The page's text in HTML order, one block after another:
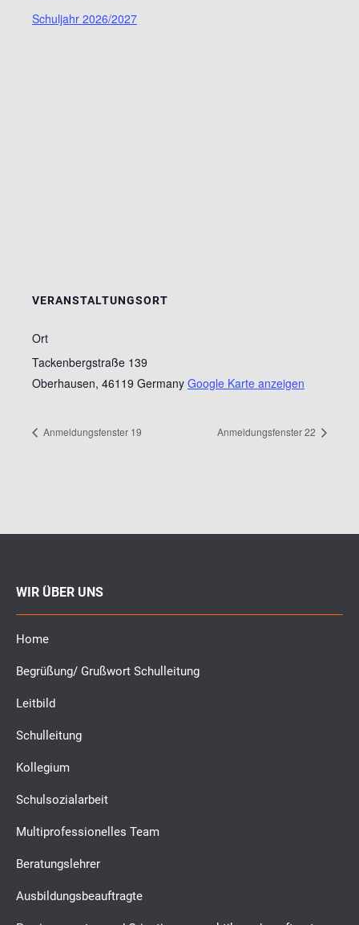
Schuljahr 2026/2027
VERANSTALTUNGSORT
Ort
Tackenbergstraße 139
Oberhausen, 46119 Germany Google Karte anzeigen
Anmeldungsfenster 19 Anmeldungsfenster 22
WIR ÜBER UNS
Home
Begrüßung/ Grußwort Schulleitung
Leitbild
Schulleitung
Kollegium
Schulsozialarbeit
Multiprofessionelles Team
Beratungslehrer
Ausbildungsbeauftragte